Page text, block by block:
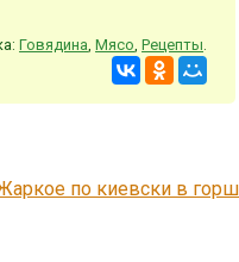
Говядина ,Мясо ,Рецепты
по киевски в